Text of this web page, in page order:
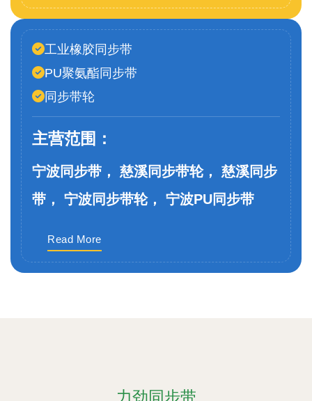
工业橡胶同步带
PU聚氨酯同步带
同步带轮
主营范围：
宁波同步带， 慈溪同步带轮， 慈溪同步
带， 宁波同步带轮， 宁波PU同步带
Read More
力劲同步带